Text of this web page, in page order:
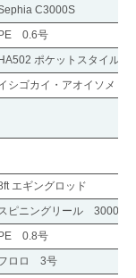
C3000S
0.6号
ポケットスタイル キ
シゴカイ・アオイソメ
エギングロッド
スピニングリール 3000番
0.8号
ロロ 3号